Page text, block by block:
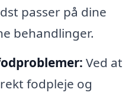
passer på dine
behandlinger.
Ved at
fodpleje og